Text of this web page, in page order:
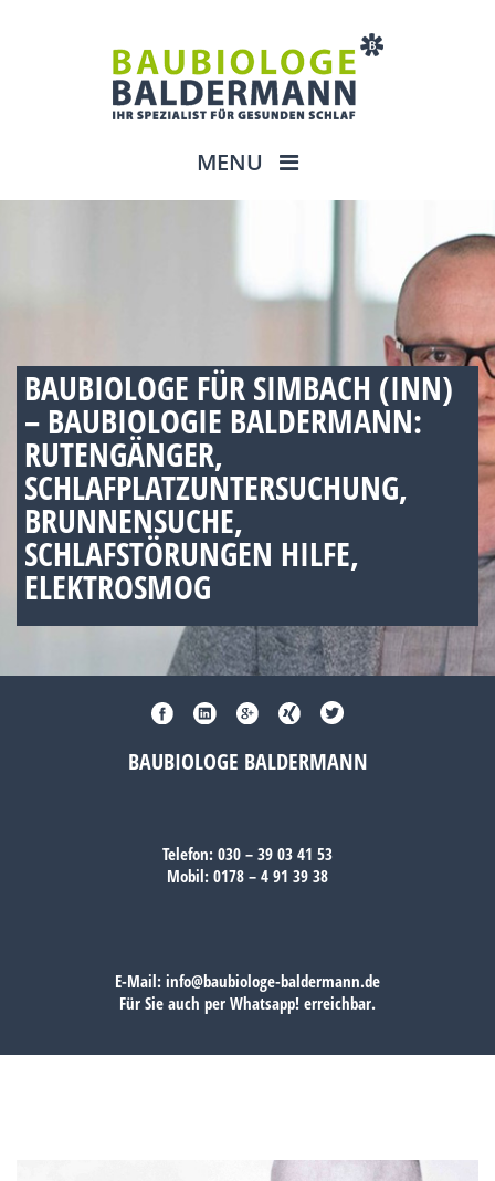
MENU
BAUBIOLOGE FÜR SIMBACH (INN)
– BAUBIOLOGIE BALDERMANN:
RUTENGÄNGER,
SCHLAFPLATZUNTERSUCHUNG,
BRUNNENSUCHE,
SCHLAFSTÖRUNGEN HILFE,
ELEKTROSMOG
BAUBIOLOGE BALDERMANN
Telefon: 030 – 39 03 41 53
Mobil: 0178 – 4 91 39 38
E-Mail: info@baubiologe-baldermann.de
Für Sie auch per Whatsapp! erreichbar.